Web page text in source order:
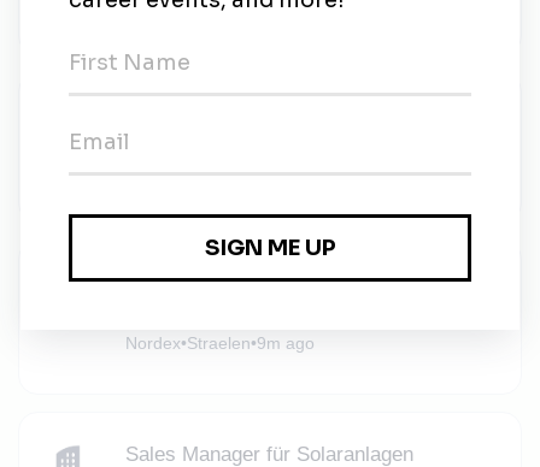
Hire Resolve.com
Essen, North Rhine-Westphalia•7m ago
Servicetechniker (m/w/d)
Nordex•Straelen•9m ago
Sales Manager für Solaranlagen